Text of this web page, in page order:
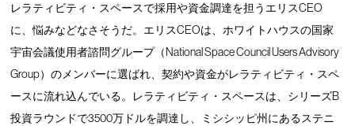
レラティビティ・スペースで採用や資金調達を担うエリスCEO
に、悩みなどなさそうだ。エリスCEOは、ホワイトハウスの国家
宇宙会議使用者諮問グループ（National Space Council Users Advisory
Group）のメンバーに選ばれ、契約や資金がレラティビティ・スペ
ースに流れ込んでいる。レラティビティ・スペースは、シリーズB
投資ラウンドで3500万ドルを調達し、ミシシッピ州にあるステニ